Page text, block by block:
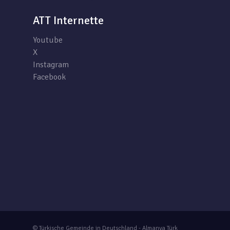
ATT Internette
Youtube
X
Instagram
Facebook
© Türkische Gemeinde in Deutschland - Almanya Türk